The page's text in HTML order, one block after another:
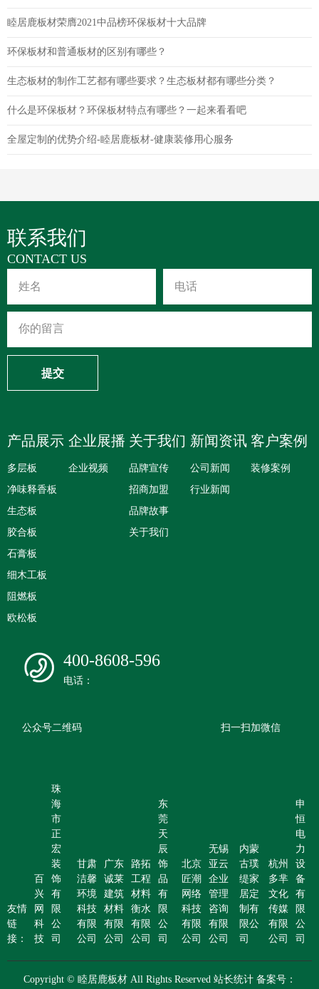
睦居鹿板材荣膺2021中品榜环保板材十大品牌
环保板材和普通板材的区别有哪些？
生态板材的制作工艺都有哪些要求？生态板材都有哪些分类？
什么是环保板材？环保板材特点有哪些？一起来看看吧
全屋定制的优势介绍-睦居鹿板材-健康装修用心服务
联系我们
CONTACT US
提交
产品展示
多层板
净味释香板
生态板
胶合板
石膏板
细木工板
阻燃板
欧松板
企业展播
企业视频
关于我们
品牌宣传
招商加盟
品牌故事
关于我们
新闻资讯
公司新闻
行业新闻
客户案例
装修案例
400-8608-596
电话：
公众号二维码 扫一扫加微信
友情
链
接：
百
兴
网
科
技
珠
海
市
正
宏
装
饰
有
限
公
司
甘肃
洁馨
环境
科技
有限
公司
广东
诚莱
建筑
材料
有限
公司
路拓
工程
材料
衡水
有限
公司
东
莞
天
辰
饰
品
有
限
公
司
北京
匠潮
网络
科技
有限
公司
无锡
亚云
企业
管理
咨询
有限
公司
内蒙
古璞
缇家
居定
制有
限公
司
杭州
多芈
文化
传媒
有限
公司
申
恒
电
力
设
备
有
限
公
司
Copyright © 睦居鹿板材 All Rights Reserved 站长统计 备案号：